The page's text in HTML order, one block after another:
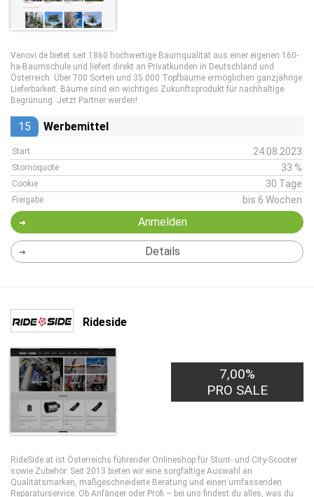
Venovi.de bietet seit 1860 hochwertige Baumqualität aus einer eigenen 160-
ha-Baumschule und liefert direkt an Privatkunden in Deutschland und
Österreich. Über 700 Sorten und 35.000 Topfbäume ermöglichen ganzjährige
Lieferbarkeit. Bäume sind ein wichtiges Zukunftsprodukt für nachhaltige
Begrünung. Jetzt Partner werden!
15 Werbemittel
Start 24.08.2023
Stornoquote 33 %
Cookie 30 Tage
Freigabe bis 6 Wochen
Anmelden
Details
Rideside
7,00%
PRO SALE
RideSide.at ist Österreichs führender Onlineshop für Stunt- und City-Scooter
sowie Zubehör. Seit 2013 bieten wir eine sorgfältige Auswahl an
Qualitätsmarken, maßgeschneiderte Beratung und einen umfassenden
Reparaturservice. Ob Anfänger oder Profi – bei uns findest du alles, was du